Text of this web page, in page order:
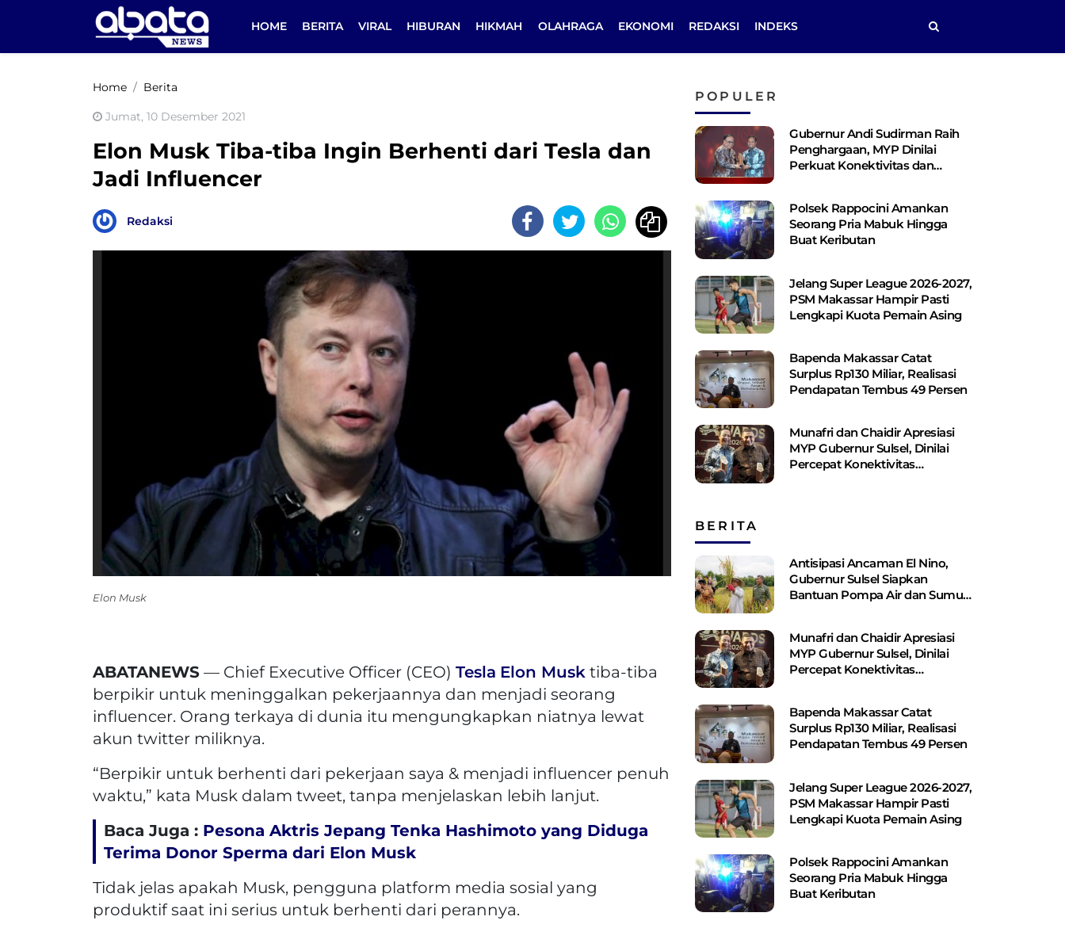
HOME BERITA VIRAL HIBURAN HIKMAH OLAHRAGA EKONOMI REDAKSI INDEKS
Home Berita
Jumat, 10 Desember 2021
Elon Musk Tiba-tiba Ingin Berhenti dari Tesla dan
Jadi Influencer
Redaksi
Elon Musk
ABATANEWS — Chief Executive Officer (CEO) Tesla Elon Musk tiba-tiba
berpikir untuk meninggalkan pekerjaannya dan menjadi seorang
influencer. Orang terkaya di dunia itu mengungkapkan niatnya lewat
akun twitter miliknya.
“Berpikir untuk berhenti dari pekerjaan saya & menjadi influencer penuh
waktu,” kata Musk dalam tweet, tanpa menjelaskan lebih lanjut.
Baca Juga : Pesona Aktris Jepang Tenka Hashimoto yang Diduga
Terima Donor Sperma dari Elon Musk
Tidak jelas apakah Musk, pengguna platform media sosial yang
produktif saat ini serius untuk berhenti dari perannya.
POPULER
Gubernur Andi Sudirman Raih
Penghargaan, MYP Dinilai
Perkuat Konektivitas dan
Polsek Rappocini Amankan
Seorang Pria Mabuk Hingga
Buat Keributan
Jelang Super League 2026-2027,
PSM Makassar Hampir Pasti
Lengkapi Kuota Pemain Asing
Bapenda Makassar Catat
Surplus Rp130 ​​Miliar, Realisasi
Pendapatan Tembus 49 Persen
Munafri dan Chaidir Apresiasi
MYP Gubernur Sulsel, Dinilai
Percepat Konektivitas
BERITA
Antisipasi Ancaman El Nino,
Gubernur Sulsel Siapkan
Bantuan Pompa Air dan Sumur
Munafri dan Chaidir Apresiasi
MYP Gubernur Sulsel, Dinilai
Percepat Konektivitas
Bapenda Makassar Catat
Surplus Rp130 ​​Miliar, Realisasi
Pendapatan Tembus 49 Persen
Jelang Super League 2026-2027,
PSM Makassar Hampir Pasti
Lengkapi Kuota Pemain Asing
Polsek Rappocini Amankan
Seorang Pria Mabuk Hingga
Buat Keributan